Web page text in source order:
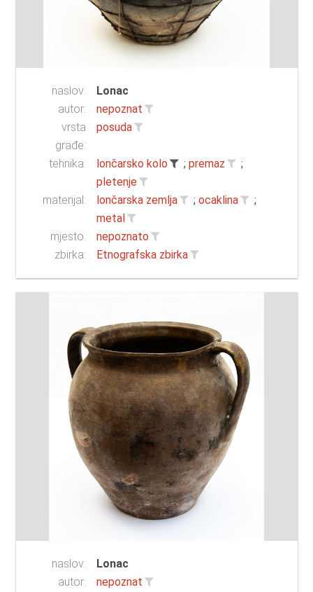
naslov:
Lonac
autor:
nepoznat
vrsta
građe:
posuda
tehnika: lončarsko kolo ; premaz
;
pletenje
materijal:
lončarska zemlja ; ocaklina
;
metal
mjesto:
nepoznato
zbirka:
Etnografska zbirka
naslov:
Lonac
autor:
nepoznat